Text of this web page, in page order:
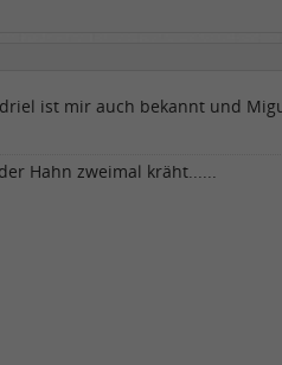
ist mir auch bekannt und
Hahn zweimal kräht......